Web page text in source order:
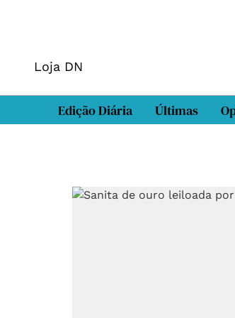
Loja DN
Edição Diária Últimas